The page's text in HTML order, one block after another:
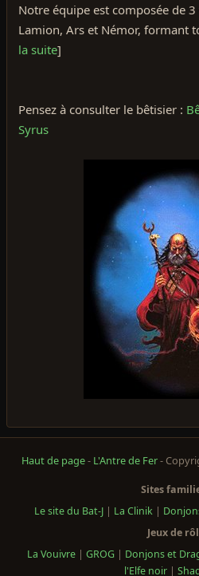
Notre équipe est composée de
Lamion, Ars et Némor, formant
la suite]
Pensez à consulter le bêtisier :
Syrus
Haut de page- L'Antre de Fer-
Sites
Le site du Bat-J| La Clinik|
Jeux de
La Vouivre | GROG | Donjons et
l'Elfe noir |